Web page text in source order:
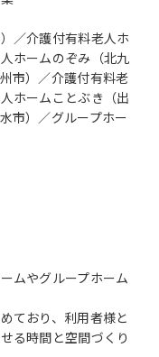
／介護付有料老人ホ
ホームのぞみ（北九
市）／介護付有料老
ホームことぶき（出
市）／グループホー
ムやグループホーム
ており、利用者様と
る時間と空間づくり